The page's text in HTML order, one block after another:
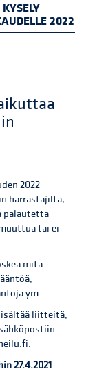
2022
2022
harrastajilta,
palautetta
tai ei
mitä
ym.
liitteitä,
27.4.2021